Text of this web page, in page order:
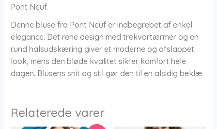
Neuf
antal
Pont Neuf
Denne bluse fra Pont Neuf er indbegrebet af enkel
elegance. Det rene design med trekvartærmer og en
rund halsudskæring giver et moderne og afslappet
look, mens den bløde kvalitet sikrer komfort hele
dagen. Blusens snit og stil gør den til en alsidig beklæ
Relaterede varer